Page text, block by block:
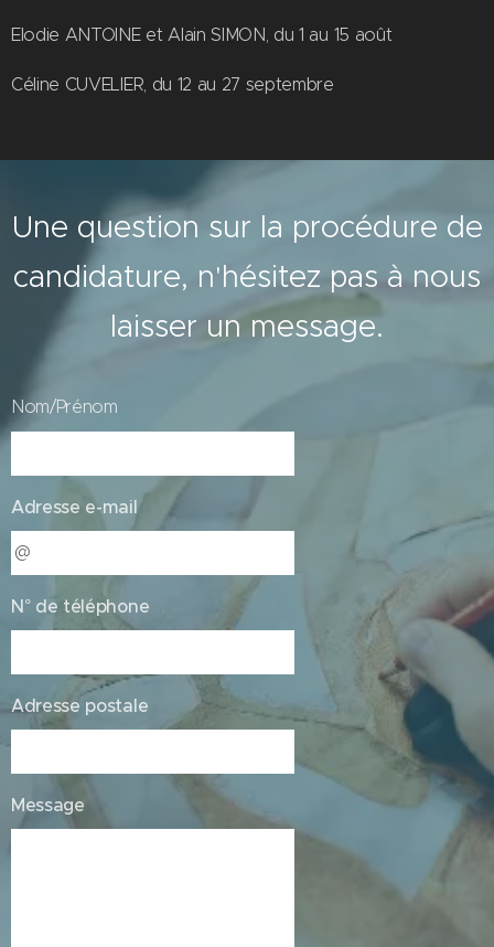
Elodie ANTOINE et Alain SIMON, du 1 au 15 août
Céline CUVELIER, du 12 au 27 septembre
Une question sur la procédure de
candidature, n'hésitez pas à nous
laisser un message.
Nom/Prénom
Adresse e-mail
N° de téléphone
Adresse postale
Message